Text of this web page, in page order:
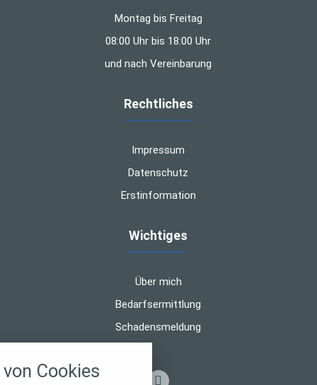
Montag bis Freitag
08:00 Uhr bis 18:00 Uhr
und nach Vereinbarung
Rechtliches
Impressum
Datenschutz
Erstinformation
Wichtiges
Über mich
Bedarfsermittlung
Schadensmeldung
Cookies
alle verwendeten Cookies und